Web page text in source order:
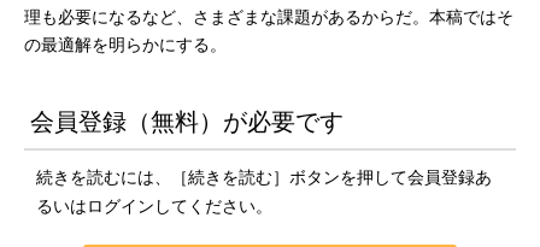
理も必要になるなど、さまざまな課題があるからだ。本稿ではそ
の最適解を明らかにする。
会員登録（無料）が必要です
続きを読むには、［続きを読む］ボタンを押して会員登録あ
るいはログインしてください。